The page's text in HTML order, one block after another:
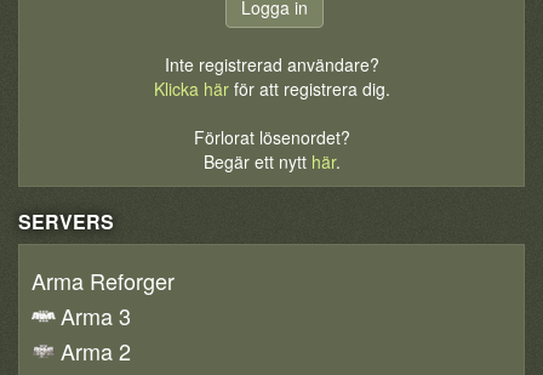
Inte registrerad användare?
Klicka härför att registrera dig.
Förlorat lösenordet?
Begär ett nytt här.
SERVERS
Arma Reforger
Arma 3
Arma 2